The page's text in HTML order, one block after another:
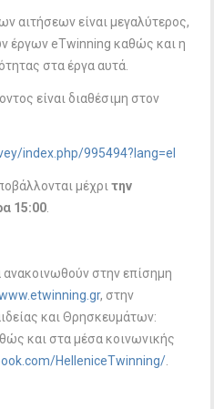
αιτήσεων είναι μεγαλύτερος,
έργων eTwinning καθώς και η
στα έργα αυτά.
είναι διαθέσιμη στον
index.php/995494?lang=el
μέχριτην
15:00.
στην επίσημη
, στην
και Θρησκευμάτων:
και στα μέσα κοινωνικής
HelleniceTwinning/.